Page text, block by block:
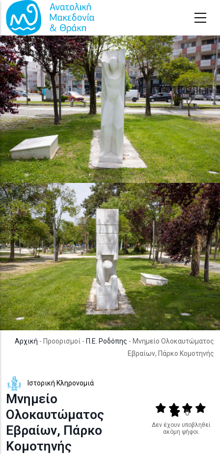
Παράκαμψη προς το κυρίως περιεχόμενο
Αρχική - Προορισμοί - Π.Ε. Ροδόπης - Μνημείο Ολοκαυτώματος
Εβραίων, Πάρκο Κομοτηνής
Ιστορική Κληρονομιά
Μνημείο
Ολοκαυτώματος
Εβραίων, Πάρκο
Κομοτηνής
Output format
(star)(star)(star)
(star)
0
Δεν έχουν υποβληθεί
ακόμη ψήφοι.